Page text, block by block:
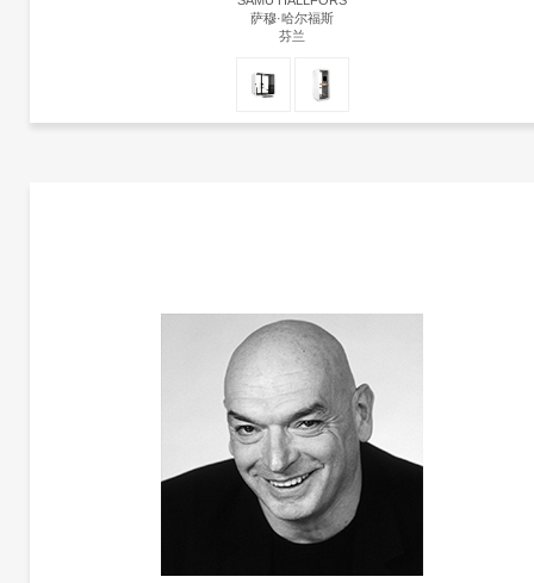
萨穆·哈尔福斯
芬兰